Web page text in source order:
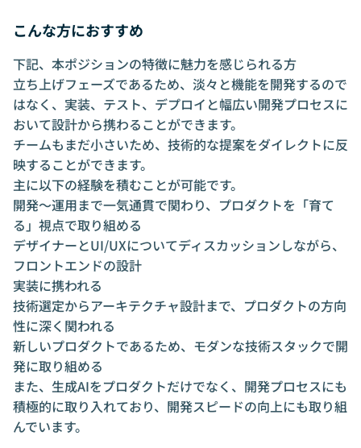
こんな方におすすめ
下記、本ポジションの特徴に魅力を感じられる方
立ち上げフェーズであるため、淡々と機能を開発するので
はなく、実装、テスト、デプロイと幅広い開発プロセスに
おいて設計から携わることができます。
チームもまだ小さいため、技術的な提案をダイレクトに反
映することができます。
主に以下の経験を積むことが可能です。
開発〜運用まで一気通貫で関わり、プロダクトを「育て
る」視点で取り組める
デザイナーとUI/UXについてディスカッションしながら、
フロントエンドの設計
実装に携われる
技術選定からアーキテクチャ設計まで、プロダクトの方向
性に深く関われる
新しいプロダクトであるため、モダンな技術スタックで開
発に取り組める
また、生成AIをプロダクトだけでなく、開発プロセスにも
積極的に取り入れており、開発スピードの向上にも取り組
んでいます。